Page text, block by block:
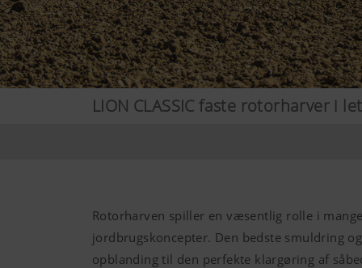
LION CLASSIC faste rotorharver i
Rotorharven spiller en væsentlig rolle i mange
jordbrugskoncepter. Den bedste smuldring
opblanding til den perfekte klargøring af